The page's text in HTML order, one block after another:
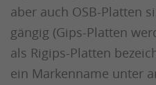
aber auch OSB-Platten
gängig (Gips-Platten
als Rigips-Platten
ein Markenname unter